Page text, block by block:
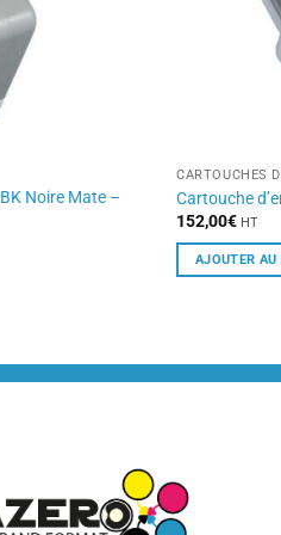
Noire Mate –
CARTOUCHES
Cartouche
152,00€ HT
AJOUTER AU